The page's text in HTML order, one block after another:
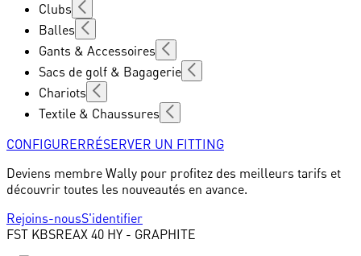
Clubs
Balles
Gants & Accessoires
Sacs de golf & Bagagerie
Chariots
Textile & Chaussures
CONFIGURERRÉSERVER UN FITTING
Deviens membre Wally pour profitez des meilleurs tarifs et
découvrir toutes les nouveautés en avance.
Rejoins-nousS'identifier
FST KBSREAX 40 HY - GRAPHITE